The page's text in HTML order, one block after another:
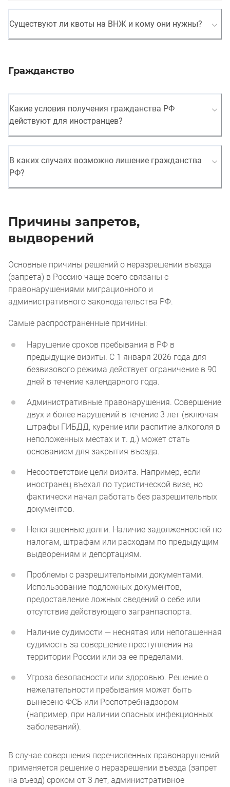
Существуют ли квоты на ВНЖ и кому они нужны?
Гражданство
Какие условия получения гражданства РФ
действуют для иностранцев?
В каких случаях возможно лишение гражданства
РФ?
Причины запретов,
выдворений
Основные причины решений о неразрешении въезда
(запрета) в Россию чаще всего связаны с
правонарушениями миграционного и
административного законодательства РФ.
Самые распространенные причины:
Нарушение сроков пребывания в РФ в
предыдущие визиты. С 1 января 2026 года для
безвизового режима действует ограничение в 90
дней в течение календарного года.
Административные правонарушения. Совершение
двух и более нарушений в течение 3 лет (включая
штрафы ГИБДД, курение или распитие алкоголя в
неположенных местах и т. д.) может стать
основанием для закрытия въезда.
Несоответствие цели визита. Например, если
иностранец въехал по туристической визе, но
фактически начал работать без разрешительных
документов.
Непогашенные долги. Наличие задолженностей по
налогам, штрафам или расходам по предыдущим
выдворениям и депортациям.
Проблемы с разрешительными документами.
Использование подложных документов,
предоставление ложных сведений о себе или
отсутствие действующего загранпаспорта.
Наличие судимости — неснятая или непогашенная
судимость за совершение преступления на
территории России или за ее пределами.
Угроза безопасности или здоровью. Решение о
нежелательности пребывания может быть
вынесено ФСБ или Роспотребнадзором
(например, при наличии опасных инфекционных
заболеваний).
В случае совершения перечисленных правонарушений
применяется решение о неразрешении въезда (запрет
на въезд) сроком от 3 лет, административное